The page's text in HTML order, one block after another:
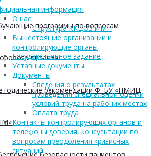
программы по вопросам
питания
рекомендации ФГБУ «НМИЦ
информация
О нас
Структура ККЦОЗ и МП
Вышестоящие организации и
контролирующие органы
Государственное задание
Уставные документы
Документы
Сведения о результатах
проведения специальной оценки
условий труда на рабочих местах
Оплата труда
Контакты контролирующих органов и
телефоны доверия, консультации по
вопросам преодоления кризисных
ситуаций